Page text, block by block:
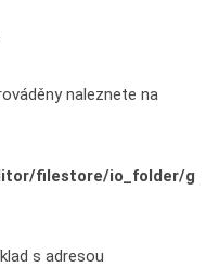
naleznete na
filestore/io_folder/g
s adresou